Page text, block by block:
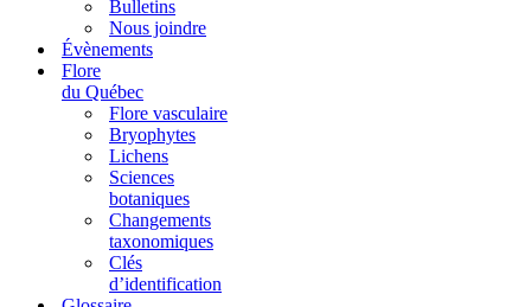
Bulletins
Nous joindre
Évènements
Flore
du Québec
Flore vasculaire
Bryophytes
Lichens
Sciences
botaniques
Changements
taxonomiques
Clés
d’identification